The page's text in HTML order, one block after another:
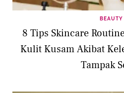
BEAUTY
8 Tips Skincare
Kulit Kusam Akibat
Tampak